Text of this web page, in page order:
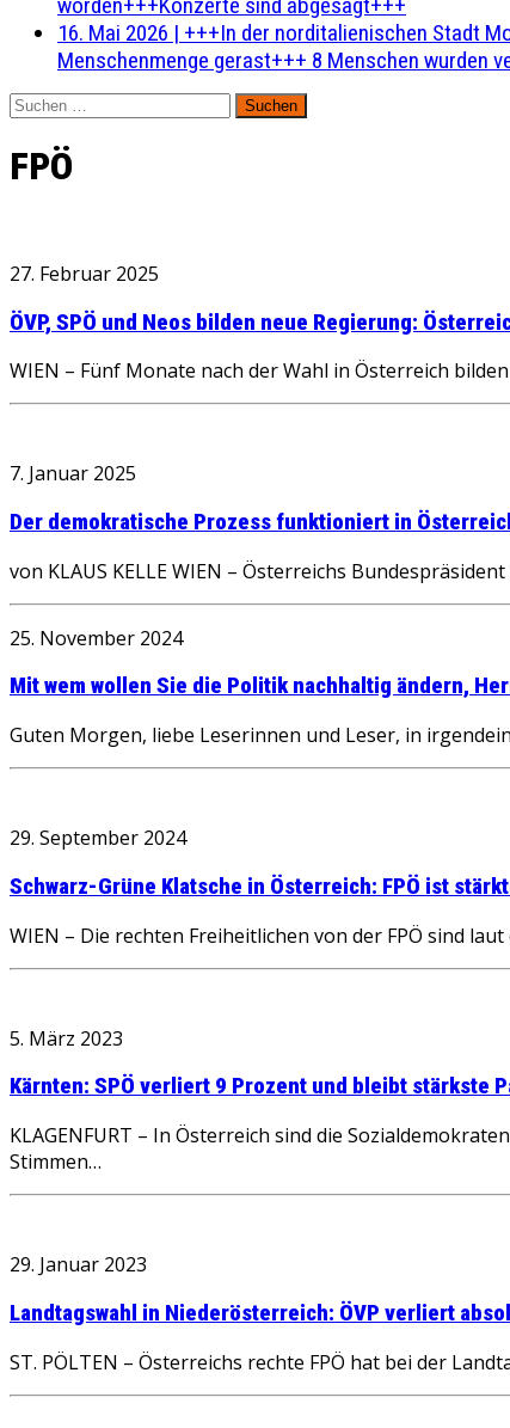
16. Mai 2026 | +++In der norditalienischen Stadt
Menschenmenge gerast+++ 8 Menschen wurden
Suchen
nach:
FPÖ
27. Februar 2025
ÖVP, SPÖ und Neos bilden neue Regierung:
WIEN – Fünf Monate nach der Wahl in Österreich
7. Januar 2025
Der demokratische Prozess funktioniert in
von KLAUS KELLE WIEN – Österreichs
25. November 2024
Mit wem wollen Sie die Politik nachhaltig ändern,
Guten Morgen, liebe Leserinnen und Leser, in
29. September 2024
Schwarz-Grüne Klatsche in Österreich: FPÖ ist
WIEN – Die rechten Freiheitlichen von der FPÖ sind
5. März 2023
Kärnten: SPÖ verliert 9 Prozent und bleibt stärkste
KLAGENFURT – In Österreich sind die
Stimmen…
29. Januar 2023
Landtagswahl in Niederösterreich: ÖVP verliert
ST. PÖLTEN – Österreichs rechte FPÖ hat bei der